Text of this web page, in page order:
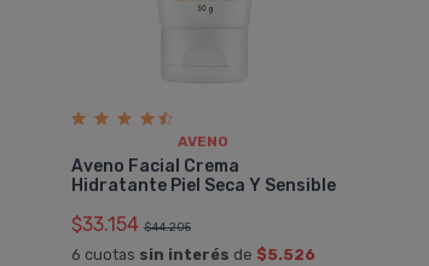
AVENO
Aveno Facial Crema
Hidratante Piel Seca Y Sensible
$33.154 $44.205
6 cuotas sin interés de $5.526